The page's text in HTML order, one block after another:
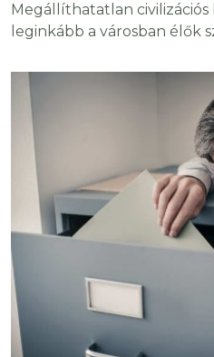
Megállíthatatlan civilizációs
leginkább a városban élők
mindennapjainkat az
gyógyszereket szedjünk,
segítségével, könnyebben
ellene. Az allergia az
válaszreakciója bizonyos
allergéneknek nevezünk.
gombák spórái, az állatszőr,